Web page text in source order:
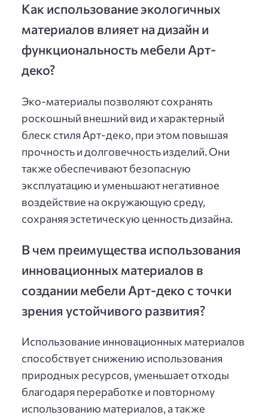
Как использование экологичных
материалов влияет на дизайн и
функциональность мебели Арт-
деко?
Эко-материалы позволяют сохранять
роскошный внешний вид и характерный
блеск стиля Арт-деко, при этом повышая
прочность и долговечность изделий. Они
также обеспечивают безопасную
эксплуатацию и уменьшают негативное
воздействие на окружающую среду,
сохраняя эстетическую ценность дизайна.
В чем преимущества использования
инновационных материалов в
создании мебели Арт-деко с точки
зрения устойчивого развития?
Использование инновационных материалов
способствует снижению использования
природных ресурсов, уменьшает отходы
благодаря переработке и повторному
использованию материалов, а также